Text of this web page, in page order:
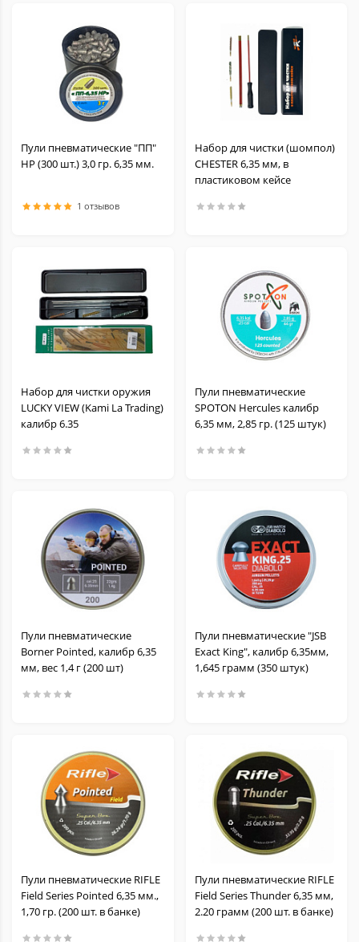
Пули пневматические "ПП"
HP (300 шт.) 3,0 гр. 6,35 мм.
1 отзывов
Набор для чистки (шомпол)
CHESTER 6,35 мм, в
пластиковом кейсе
Набор для чистки оружия
LUCKY VIEW (Kami La Trading)
калибр 6.35
Пули пневматические
SPOTON Hercules калибр
6,35 мм, 2,85 гр. (125 штук)
Пули пневматические
Borner Pointed, калибр 6,35
мм, вес 1,4 г (200 шт)
Пули пневматические "JSB
Exact King", калибр 6,35мм,
1,645 грамм (350 штук)
Пули пневматические RIFLE
Field Series Pointed 6,35 мм.,
1,70 гр. (200 шт. в банке)
Пули пневматические RIFLE
Field Series Thunder 6,35 мм,
2.20 грамм (200 шт. в банке)